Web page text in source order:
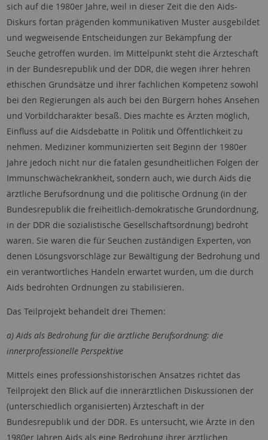
sich auf die 1980er Jahre, weil in dieser Zeit die den Aids-
Diskurs fortan prägenden kommunikativen Muster ausgebildet
und wegweisende Entscheidungen zur Bekämpfung der
Seuche getroffen wurden. Im Mittelpunkt steht die Ärzteschaft
in der Bundesrepublik und der DDR, die wegen ihrer hehren
ethischen Grundsätze und ihrer fachlichen Kompetenz sowohl
bei den Regierungen als auch bei den Bürgern hohes Ansehen
und Vorbildcharakter besaß. Dies machte es Ärzten möglich,
Einfluss auf die Aidsdebatte in Politik und Öffentlichkeit zu
nehmen. Mediziner kommunizierten seit Beginn der 1980er
Jahre jedoch nicht nur die fatalen gesundheitlichen Folgen der
Immunschwächekrankheit, sondern auch, wie durch Aids die
ärztliche Berufsordnung und die politische Ordnung (in der
Bundesrepublik die freiheitlich-demokratische Grundordnung,
in der DDR die sozialistische Gesellschaftsordnung) bedroht
waren. Sie waren die für Seuchen zuständigen Experten, von
denen Lösungsvorschläge zur Bewältigung der Bedrohung und
ein verantwortliches Handeln erwartet wurden, um die durch
Aids bedrohten Ordnungen zu stabilisieren.
Das Teilprojekt behandelt drei Themen:
a) Aids als Bedrohung für die ärztliche Berufsordnung: die
innerprofessionelle Perspektive
Mittels eines professionshistorischen Ansatzes richtet das
Teilprojekt den Blick auf die innerärztlichen Diskussionen der
(unterschiedlich organisierten) Ärzteschaft in der
Bundesrepublik und der DDR. Es untersucht, wie Ärzte in den
1980er Jahren Aids als eine Bedrohung ihrer ärztlichen